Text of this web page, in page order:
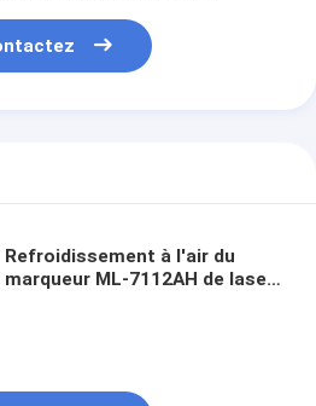
Refroidissement à l'air du
marqueur ML-7112AH de laser